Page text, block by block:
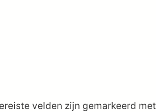
velden zijn gemarkeerd met